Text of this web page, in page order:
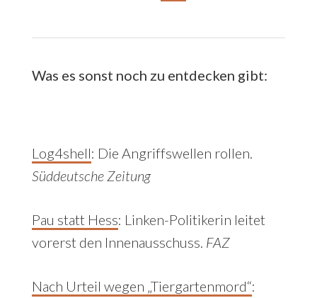
Was es sonst noch zu entdecken gibt:
Log4shell: Die Angriffswellen rollen.
Süddeutsche Zeitung
Pau statt Hess: Linken-Politikerin leitet
vorerst den Innenausschuss. FAZ
Nach Urteil wegen „Tiergartenmord“: